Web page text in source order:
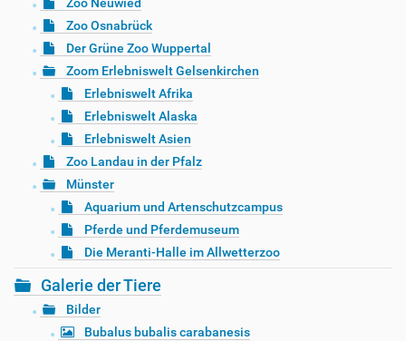
Zoo Neuwied
Zoo Osnabrück
Der Grüne Zoo Wuppertal
Zoom Erlebniswelt Gelsenkirchen
Erlebniswelt Afrika
Erlebniswelt Alaska
Erlebniswelt Asien
Zoo Landau in der Pfalz
Münster
Aquarium und Artenschutzcampus
Pferde und Pferdemuseum
Die Meranti-Halle im Allwetterzoo
Galerie der Tiere
Bilder
Bubalus bubalis carabanesis